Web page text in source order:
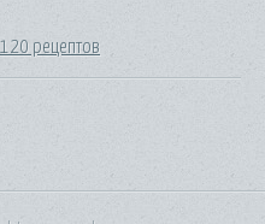
120 рецептов